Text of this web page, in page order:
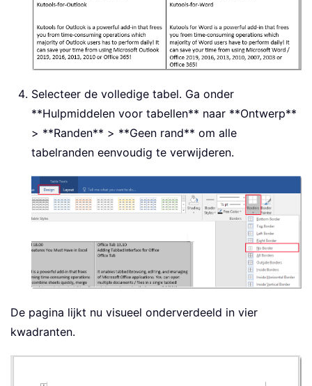
Selecteer de volledige tabel. Ga onder
**Hulpmiddelen voor tabellen** naar **Ontwerp**
> **Randen** > **Geen rand** om alle
tabelranden eenvoudig te verwijderen.
De pagina lijkt nu visueel onderverdeeld in vier
kwadranten.